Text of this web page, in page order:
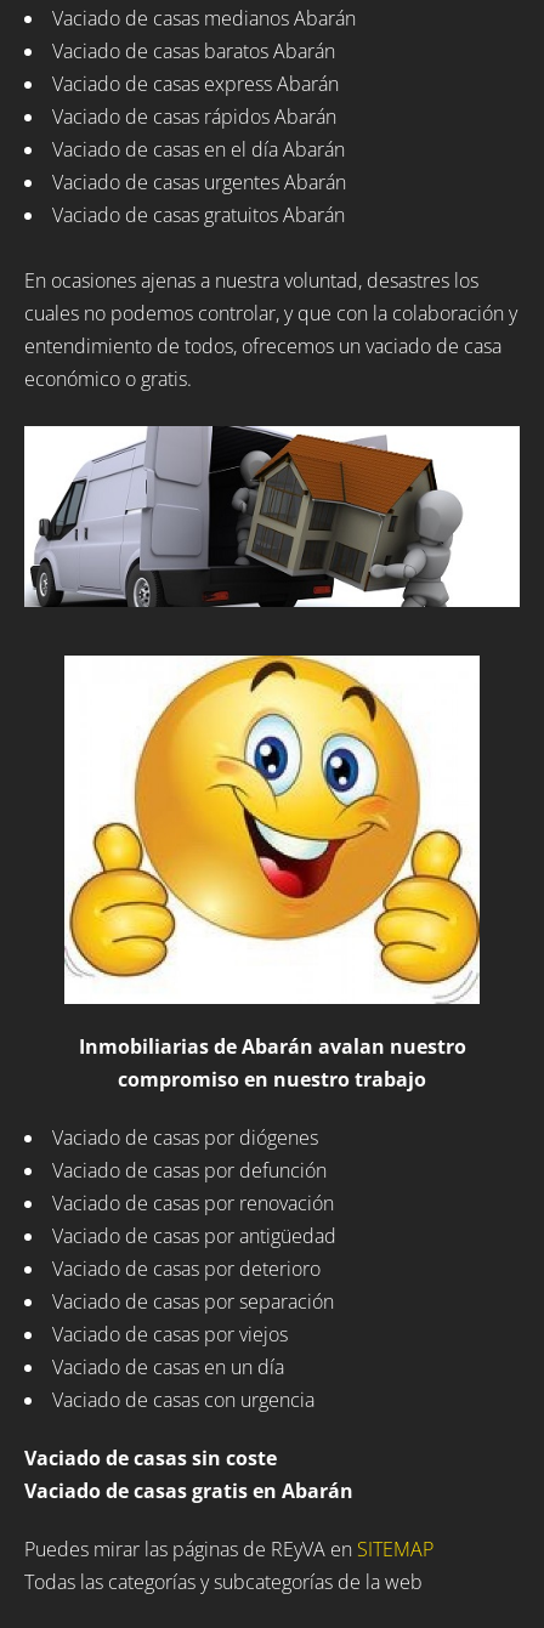
Vaciado de casas medianos Abarán
Vaciado de casas baratos Abarán
Vaciado de casas express Abarán
Vaciado de casas rápidos Abarán
Vaciado de casas en el día Abarán
Vaciado de casas urgentes Abarán
Vaciado de casas gratuitos Abarán
En ocasiones ajenas a nuestra voluntad, desastres los
cuales no podemos controlar, y que con la colaboración y
entendimiento de todos, ofrecemos un vaciado de casa
económico o gratis.
Inmobiliarias de Abarán avalan nuestro
compromiso en nuestro trabajo
Vaciado de casas por diógenes
Vaciado de casas por defunción
Vaciado de casas por renovación
Vaciado de casas por antigüedad
Vaciado de casas por deterioro
Vaciado de casas por separación
Vaciado de casas por viejos
Vaciado de casas en un día
Vaciado de casas con urgencia
Vaciado de casas sin coste
Vaciado de casas gratis en Abarán
Puedes mirar las páginas de REyVA en SITEMAP
Todas las categorías y subcategorías de la web